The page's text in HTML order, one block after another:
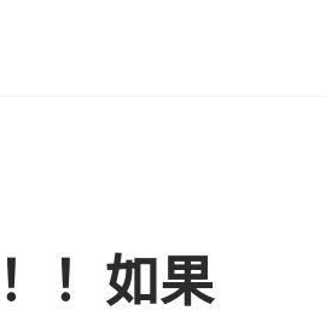
！ 如果